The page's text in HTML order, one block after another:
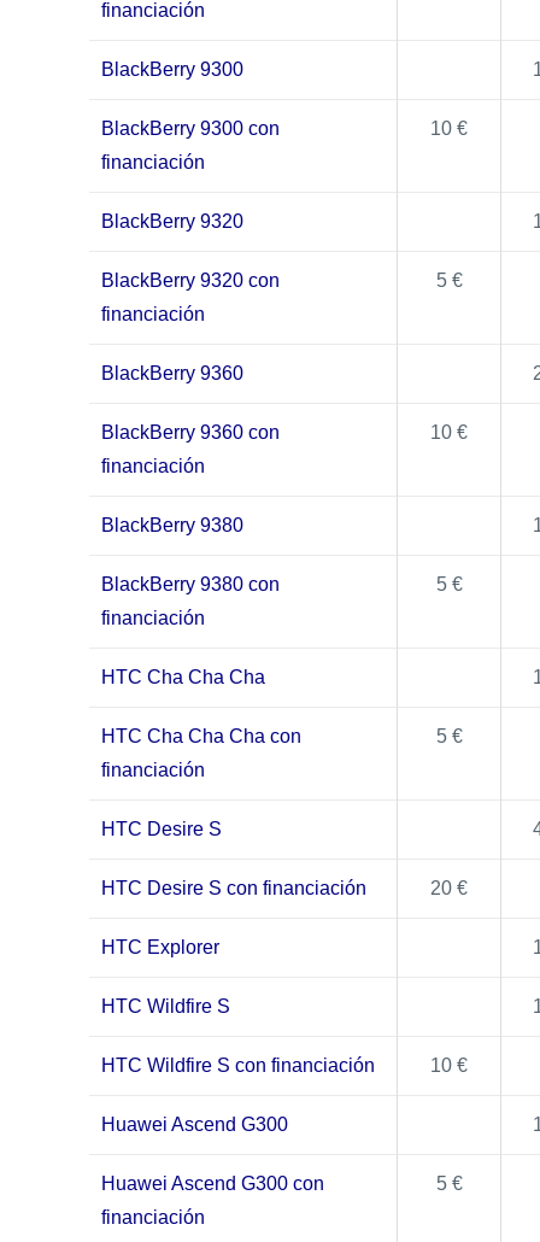
financiación
BlackBerry 9300
BlackBerry 9300 con
financiación
10 €
BlackBerry 9320
BlackBerry 9320 con
financiación
5 €
BlackBerry 9360
BlackBerry 9360 con
financiación
10 €
BlackBerry 9380
BlackBerry 9380 con
financiación
5 €
HTC Cha Cha Cha
HTC Cha Cha Cha con
financiación
5 €
HTC Desire S
HTC Desire S con financiación 20 €
HTC Explorer
HTC Wildfire S
HTC Wildfire S con financiación 10 €
Huawei Ascend G300
Huawei Ascend G300 con
financiación
5 €